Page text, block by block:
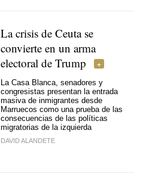
La crisis de Ceuta se
convierte en un arma
electoral de Trump
La Casa Blanca, senadores y
congresistas presentan la entrada
masiva de inmigrantes desde
Marruecos como una prueba de las
consecuencias de las políticas
migratorias de la izquierda
DAVID ALANDETE